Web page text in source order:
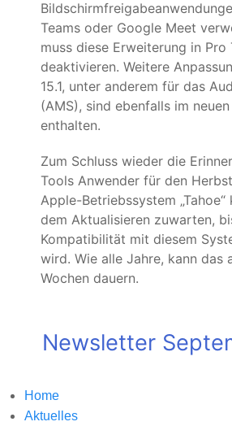
Newsletter
Teams oder Google Meet
muss diese Erweiterung in Pro
deaktivieren. Weitere
15.1, unter anderem für das
(AMS), sind ebenfalls im
enthalten.
Zum Schluss wieder die
Tools Anwender für den
Apple-Betriebssystem
dem Aktualisieren zuwarten,
Kompatibilität mit diesem
wird. Wie alle Jahre, kann das
Wochen dauern.
Home
Aktuelles